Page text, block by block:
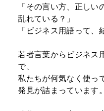
「その言い方、正し
乱れている？」
「ビジネス用語って、
若者言葉からビジネス
で、
私たちが何気なく使っ
発見が詰まっています。